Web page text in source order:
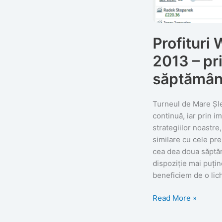
Profituri
2013 –
Turneul de Mare
continuă, iar prin
strategiilor
similare cu cele
cea dea doua
dispoziție mai
beneficiem de
Profituri
Read More »